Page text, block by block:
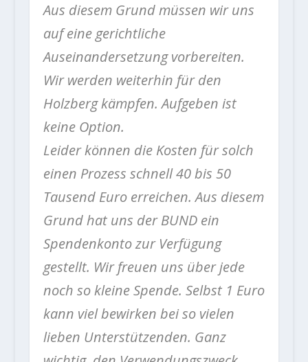
Aus diesem Grund müssen wir uns
auf eine gerichtliche
Auseinandersetzung vorbereiten.
Wir werden weiterhin für den
Holzberg kämpfen. Aufgeben ist
keine Option.
Leider können die Kosten für solch
einen Prozess schnell 40 bis 50
Tausend Euro erreichen. Aus diesem
Grund hat uns der BUND ein
Spendenkonto zur Verfügung
gestellt. Wir freuen uns über jede
noch so kleine Spende. Selbst 1 Euro
kann viel bewirken bei so vielen
lieben Unterstützenden. Ganz